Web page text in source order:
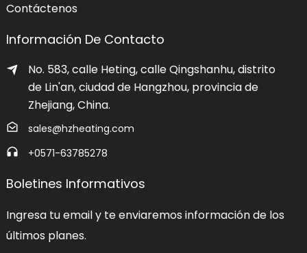
Contáctenos
Información De Contacto
No. 583, calle Heting, calle Qingshanhu, distrito
de Lin'an, ciudad de Hangzhou, provincia de
Zhejiang, China.
sales@hzheating.com
+0571-63785278
Boletines Informativos
Ingresa tu email y te enviaremos información de los
últimos planes.